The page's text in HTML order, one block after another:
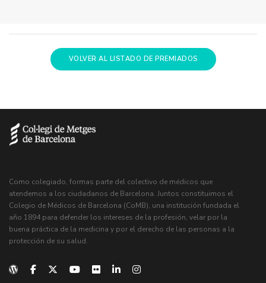
VOLVER AL LISTADO DE PREMIADOS
Como colegiado, formas parte del colectivo de médicos que
atendemos a los ciudadanos de Barcelona. Juntos constituimos el
Colegio de Médicos de Barcelona (CoMB), una institución fundada el
año 1894 para defender los intereses de la profesión, velar por la
buena práctica de la medicina y por el derecho de las personas a la
protección de su salud.